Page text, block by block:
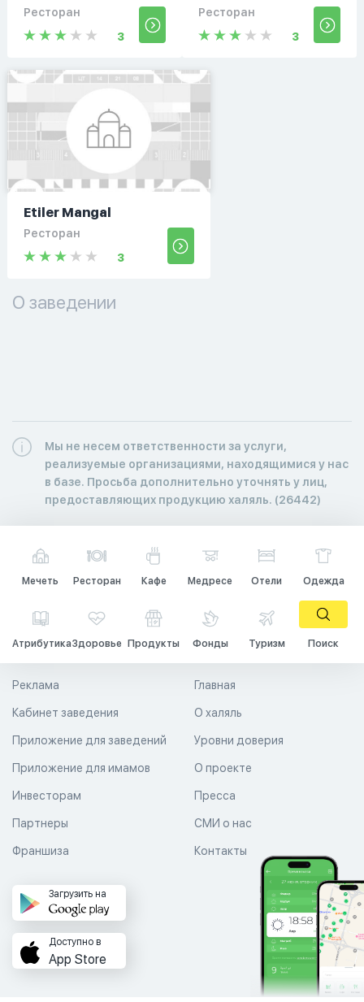
Ресторан
3
Ресторан
3
Etiler Mangal
Ресторан
3
О заведении
Мы не несем ответственности за услуги,
реализуемые организациями, находящимися у нас
в базе. Просьба дополнительно уточнять у лиц,
предоставляющих продукцию халяль. (26442)
Мечеть Ресторан Кафе Медресе Отели Одежда
АтрибутикаЗдоровье Продукты Фонды Туризм Поиск
Главная
О халяль
Уровни доверия
Реклама
Кабинет заведения
Приложение для заведений
Приложение для имамов О проекте
Пресса
СМИ о нас
Контакты
Инвесторам
Партнеры
Франшиза
Загрузить на
Доступно в
App Store